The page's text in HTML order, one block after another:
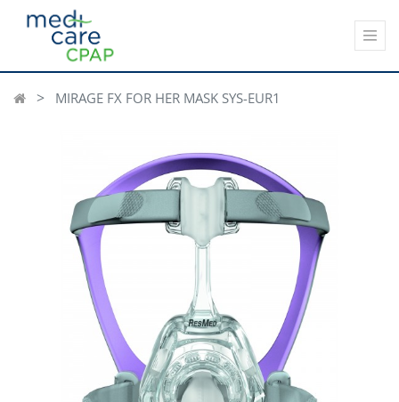
MIRAGE FX FOR HER MASK SYS-EUR1